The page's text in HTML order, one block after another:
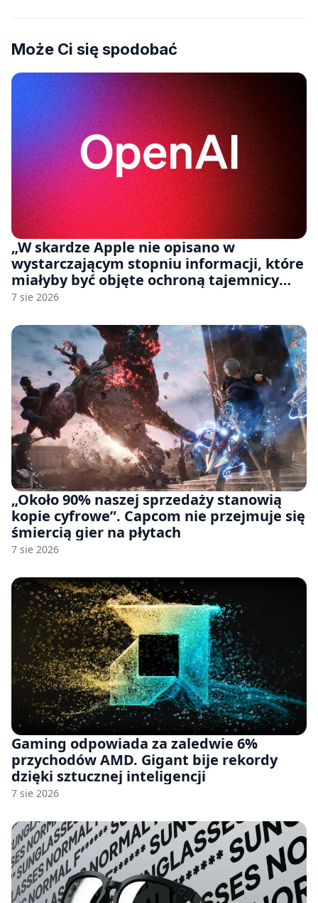
Może Ci się spodobać
„W skardze Apple nie opisano w
wystarczającym stopniu informacji, które
miałyby być objęte ochroną tajemnicy
handlowej”. OpenAI żąda odrzucenia
7 sie 2026
„Około 90% naszej sprzedaży stanowią
kopie cyfrowe”. Capcom nie przejmuje się
śmiercią gier na płytach
7 sie 2026
Gaming odpowiada za zaledwie 6%
przychodów AMD. Gigant bije rekordy
dzięki sztucznej inteligencji
7 sie 2026